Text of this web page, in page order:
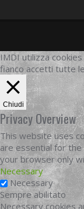
IMDI utilizza
fianco accetti tutte
Chiudi
Privacy Overview
This website uses
are essential for the
your browser only
Necessary
Necessary
Sempre abilitato
Necessary cookies